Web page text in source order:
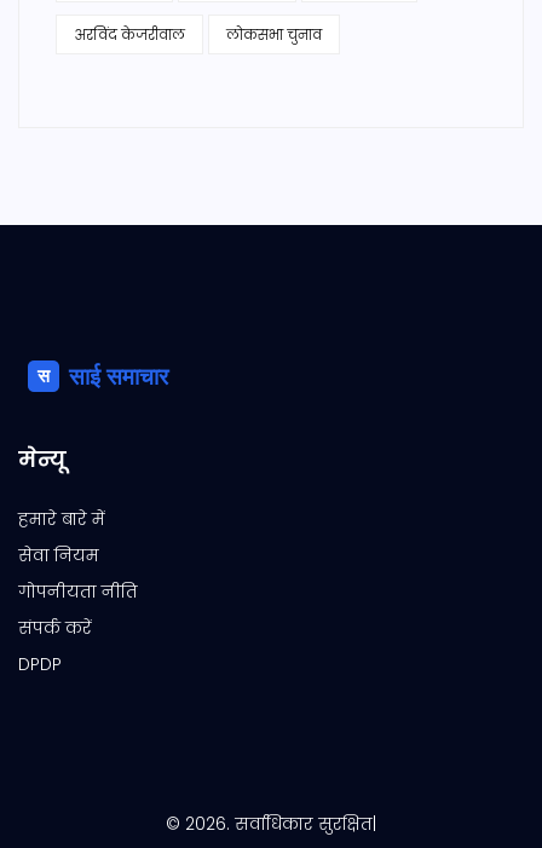
अरविंद केजरीवाल लोकसभा चुनाव
मेन्यू
हमारे बारे में
सेवा नियम
गोपनीयता नीति
संपर्क करें
DPDP
© 2026. सर्वाधिकार सुरक्षित|